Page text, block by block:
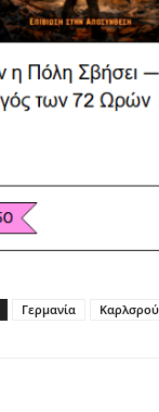
Γερμανία